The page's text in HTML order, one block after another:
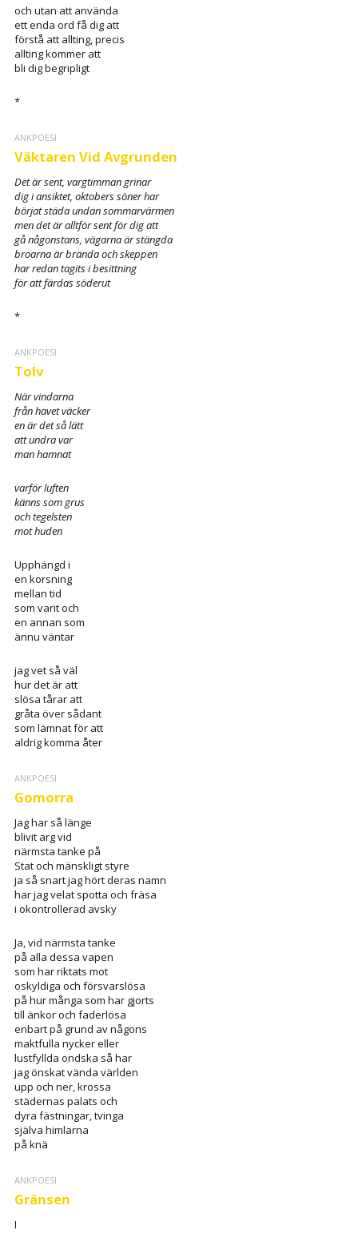
och utan att använda
ett enda ord få dig att
förstå att allting, precis
allting kommer att
bli dig begripligt
*
ANKPOESI
Väktaren Vid Avgrunden
Det är sent, vargtimman grinar
dig i ansiktet, oktobers söner har
börjat städa undan sommarvärmen
men det är alltför sent för dig att
gå någonstans, vägarna är stängda
broarna är brända och skeppen
har redan tagits i besittning
för att färdas söderut
*
ANKPOESI
Tolv
När vindarna
från havet väcker
en är det så lätt
att undra var
man hamnat
varför luften
känns som grus
och tegelsten
mot huden
Upphängd i
en korsning
mellan tid
som varit och
en annan som
ännu väntar
jag vet så väl
hur det är att
slösa tårar att
gråta över sådant
som lämnat för att
aldrig komma åter
ANKPOESI
Gomorra
Jag har så länge
blivit arg vid
närmsta tanke på
Stat och mänskligt styre
ja så snart jag hört deras namn
har jag velat spotta och fräsa
i okontrollerad avsky
Ja, vid närmsta tanke
på alla dessa vapen
som har riktats mot
oskyldiga och försvarslösa
på hur många som har gjorts
till änkor och faderlösa
enbart på grund av någons
maktfulla nycker eller
lustfyllda ondska så har
jag önskat vända världen
upp och ner, krossa
städernas palats och
dyra fästningar, tvinga
själva himlarna
på knä
ANKPOESI
Gränsen
I